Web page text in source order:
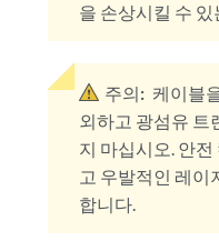
을 손상시킬 수
주의: 케이블
외하고 광섬유 트
지 마십시오. 안
고 우발적인 레이
합니다.